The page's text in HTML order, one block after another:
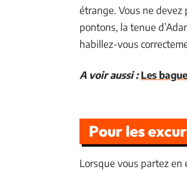
étrange. Vous ne
pontons, la tenue
habillez-vous
A voir aussi : Les
Pour les
Lorsque vous partez en